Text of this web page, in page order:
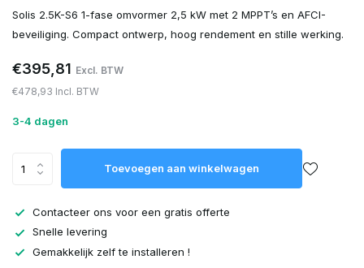
Solis 2.5K-S6 1-fase omvormer 2,5 kW met 2 MPPT’s en AFCI-
beveiliging. Compact ontwerp, hoog rendement en stille werking.
€395,81 Excl. BTW
€478,93 Incl. BTW
3-4 dagen
Toevoegen aan winkelwagen
Contacteer ons voor een gratis offerte
Snelle levering
Gemakkelijk zelf te installeren !